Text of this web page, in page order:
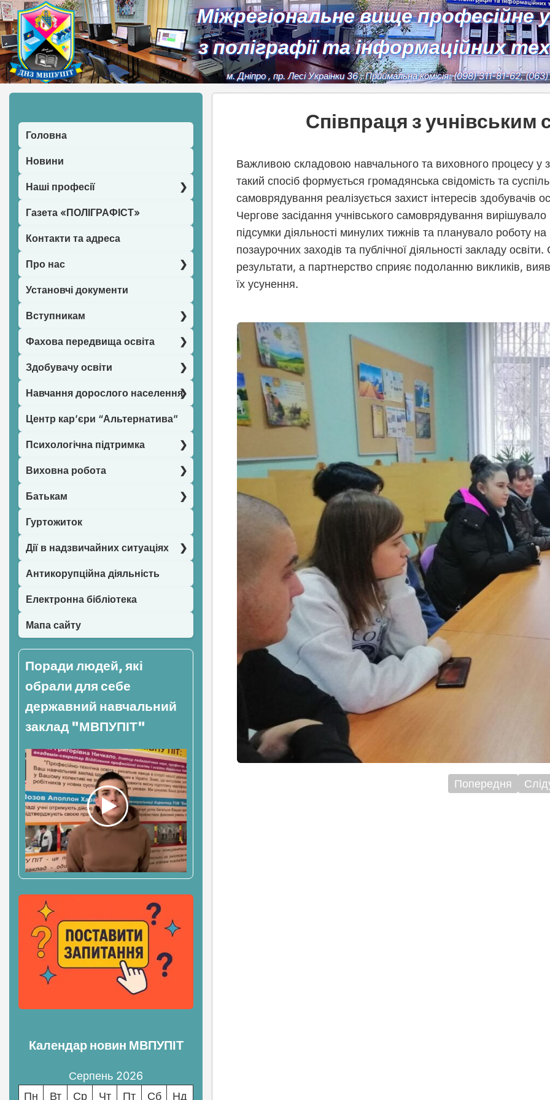
Міжрегіональне вище професійне
з поліграфії та інформаційних
м. Дніпро,пр. Лесі Українки 36, Приймальна комісія:(098) 311-81-62,
Головна
Новини
Наші професії
Газета «ПОЛІГРАФІСТ»
Контакти та адреса
Про нас
Установчі документи
Вступникам
Фахова передвища освіта
Здобувачу освіти
Навчання дорослого населення
Центр кар’єри “Альтернатива”
Психологічна підтримка
Виховна робота
Батькам
Гуртожиток
Дії в надзвичайних ситуаціях
Антикорупційна діяльність
Електронна бібліотека
Мапа сайту
Поради людей, які
обрали для себе
державний навчальний
заклад "МВПУПІТ"
Календар новин МВПУПІТ
Серпень 2026
Пн
Вт Ср Чт Пт Сб
Нд
Співпраця з
Важливою складовою навчального та виховного процесу у
такий спосіб формується громадянська свідомість та
самоврядування реалізується захист інтересів здобувачів
Чергове засідання учнівського самоврядування
підсумки діяльності минулих тижнів та планувало роботу
позаурочних заходів та публічної діяльності закладу
результати, а партнерство сприяє подоланню викликів,
їх усунення.
Попередня